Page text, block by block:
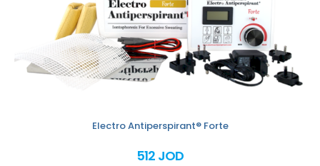
Electro Antiperspirant® Forte
512 JOD